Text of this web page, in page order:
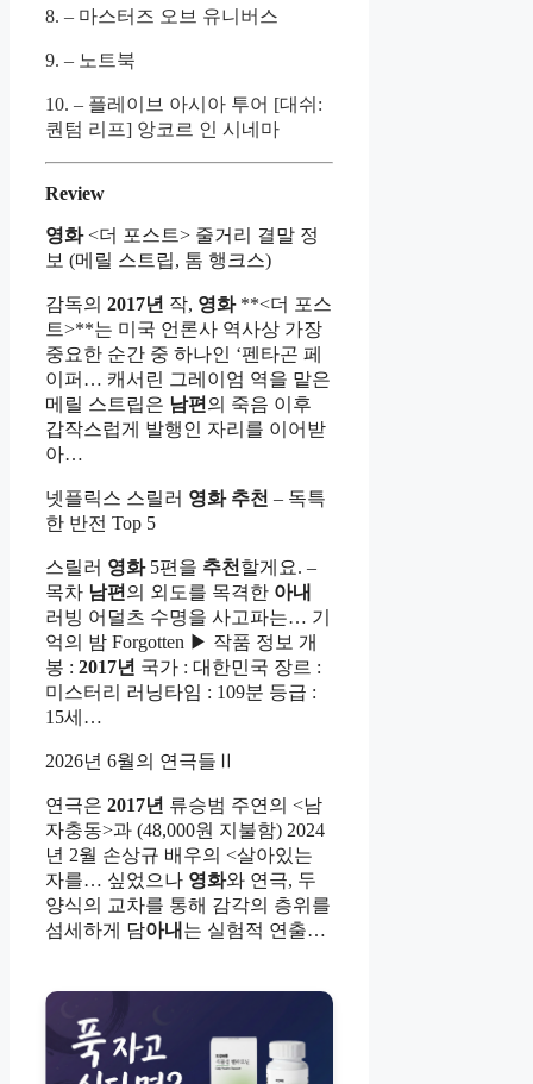
8. – 마스터즈 오브 유니버스
9. – 노트북
10. – 플레이브 아시아 투어 [대쉬:
퀀텀 리프] 앙코르 인 시네마
Review
영화<더 포스트> 줄거리 결말 정
보 (메릴 스트립, 톰 행크스)
감독의 2017년 작, 영화**<더 포스
트>**는 미국 언론사 역사상 가장
중요한 순간 중 하나인 ‘펜타곤 페
이퍼… 캐서린 그레이엄 역을 맡은
메릴 스트립은 남편 의 죽음 이후
갑작스럽게 발행인 자리를 이어받
아…
넷플릭스 스릴러 영화 추천 – 독특
한 반전 Top 5
스릴러 영화5편을 추천 할게요. –
목차 남편 의 외도를 목격한 아내
러빙 어덜츠 수명을 사고파는… 기
억의 밤 Forgotten ▶ 작품 정보 개
봉 : 2017년 국가 : 대한민국 장르 :
미스터리 러닝타임 : 109분 등급 :
15세…
2026년 6월의 연극들Ⅱ
연극은 2017년 류승범 주연의 <남
자충동>과 (48,000원 지불함) 2024
년 2월 손상규 배우의 <살아있는
자를… 싶었으나 영화와 연극, 두
양식의 교차를 통해 감각의 층위를
섬세하게 담아내 는 실험적 연출…